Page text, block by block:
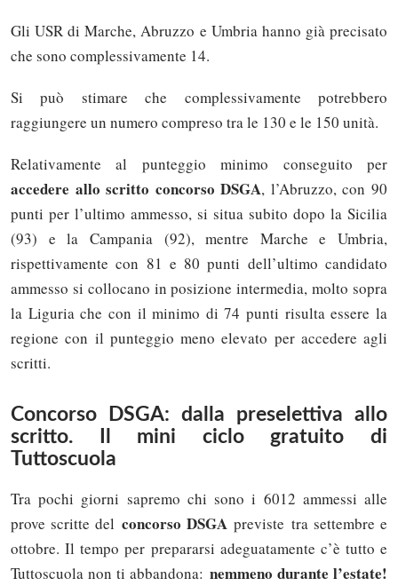
Gli USR di Marche, Abruzzo e Umbria hanno già precisato
che sono complessivamente 14.
Si può stimare che complessivamente potrebbero
raggiungere un numero compreso tra le 130 e le 150 unità.
Relativamente al punteggio minimo conseguito per
accedere allo scritto concorso DSGA, l’Abruzzo, con 90
punti per l’ultimo ammesso, si situa subito dopo la Sicilia
(93) e la Campania (92), mentre Marche e Umbria,
rispettivamente con 81 e 80 punti dell’ultimo candidato
ammesso si collocano in posizione intermedia, molto sopra
la Liguria che con il minimo di 74 punti risulta essere la
regione con il punteggio meno elevato per accedere agli
scritti.
Concorso DSGA: dalla preselettiva allo
scritto. Il mini ciclo gratuito di
Tuttoscuola
Tra pochi giorni sapremo chi sono i 6012 ammessi alle
prove scritte del concorso DSGApreviste tra settembre e
ottobre. Il tempo per prepararsi adeguatamente c’è tutto e
Tuttoscuola non ti abbandona: nemmeno durante l’estate!